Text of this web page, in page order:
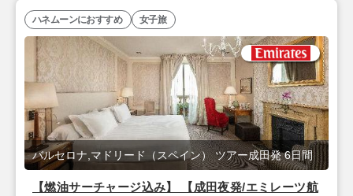
【燃油サーチャージ込み】 【成田夜発/エミレーツ航
バルセロナ,マドリード（スペイン） ツアー成田発 6日間
ハネムーンにおすすめ 女子旅